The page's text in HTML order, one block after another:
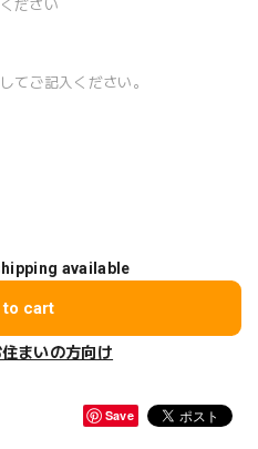
ださい
てご記入ください。
available
cart
まいの方向け
Save